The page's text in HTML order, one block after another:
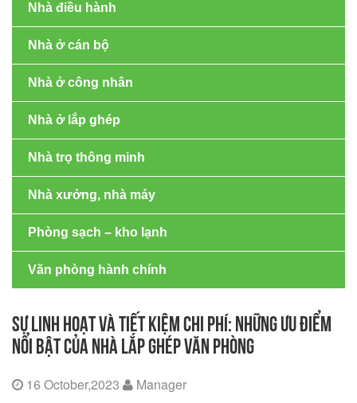
Nhà điều hành
Nhà ở cán bộ
Nhà ở công nhân
Nhà ở lắp ghép
Nhà trọ thông minh
Nhà xưởng, nhà máy
Phòng sạch – kho lạnh
Văn phòng hành chính
SỰ LINH HOẠT VÀ TIẾT KIỆM CHI PHÍ: NHỮNG ƯU ĐIỂM
NỔI BẬT CỦA NHÀ LẮP GHÉP VĂN PHÒNG
16 October,2023
Manager